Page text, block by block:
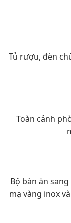
Tủ rượu, đèn
Toàn cảnh
Bộ bàn ăn
mạ vàng inox